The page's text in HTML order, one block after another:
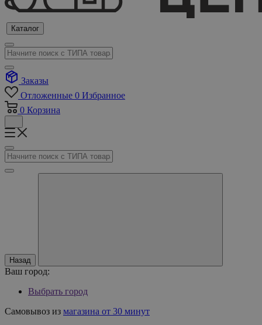
Каталог
Заказы
Отложенные 0 Избранное
0 Корзина
Назад
Ваш город:
Выбрать город
Самовывоз из магазина от 30 минут